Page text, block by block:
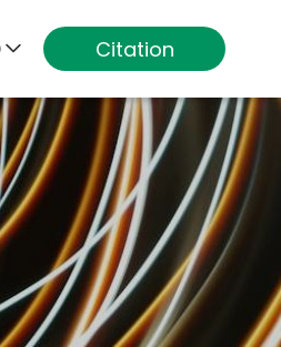
Citation